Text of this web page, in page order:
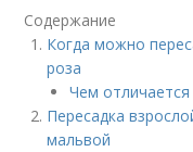
Содержание
Когда можно
роза
Чем
Пересадка
мальвой